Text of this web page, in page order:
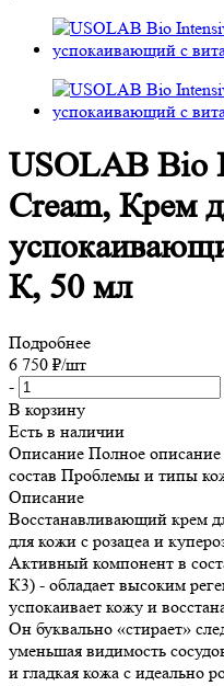
USOLAB Bio
Cream, Крем
К, 50 мл
Подробнее
6 750 ₽/шт
-
В корзину
Есть в наличии
Описание Полное описание
состав Проблемы и типы
Описание
Восстанавливающий крем
для кожи с розацеа и
Активный компонент в
К3) - обладает высоким
успокаивает кожу и
Он буквально «стирает»
уменьшая видимость
и гладкая кожа с идеально